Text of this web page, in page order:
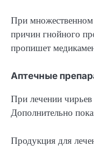
При множественном
причин гнойного
пропишет
Аптечные
При лечении чирьев
Дополнительно
Продукция для